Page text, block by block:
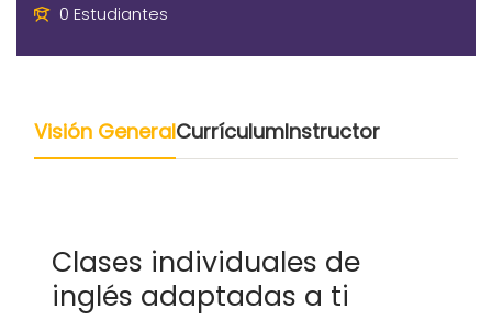
0 Estudiantes
Visión GeneralCurrículumInstructor
Clases individuales de
inglés adaptadas a ti